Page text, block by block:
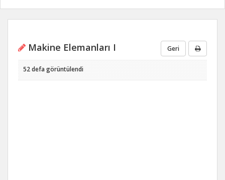
Makine Elemanları I Geri
52 defa görüntülendi